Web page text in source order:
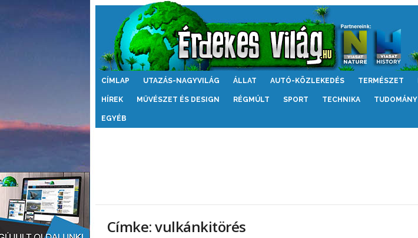
Érdekes
CÍMLAP UTAZÁS-NAGYVILÁG ÁLLAT AUTÓ-KÖZLEKEDÉS TERMÉSZET
HÍREK MŰVÉSZET ÉS DESIGN RÉGMÚLT SPORT TECHNIKA TUDOMÁNY
EGYÉB
Címke: vulkánkitörés